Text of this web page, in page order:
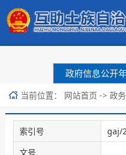
政府信息公开
当前位置： 网站首页 -> 政
索引号
gaj/
文号